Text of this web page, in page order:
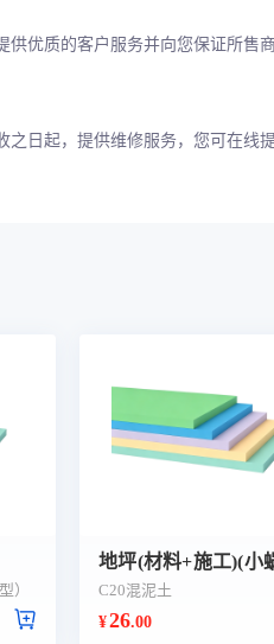
供优质的客户服务并向您保证所售
之日起，提供维修服务，您可在线
）
地坪(材料+施工)(小
C20混泥土
¥26.00